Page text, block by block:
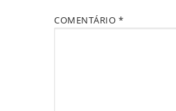
COMENTÁRIO *